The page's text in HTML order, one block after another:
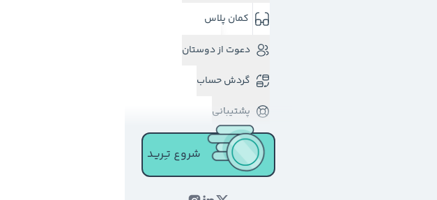
کمان پلاس
دعوت از دوستان
گردش حساب
پشتیبانی
شروع تـِـریـد